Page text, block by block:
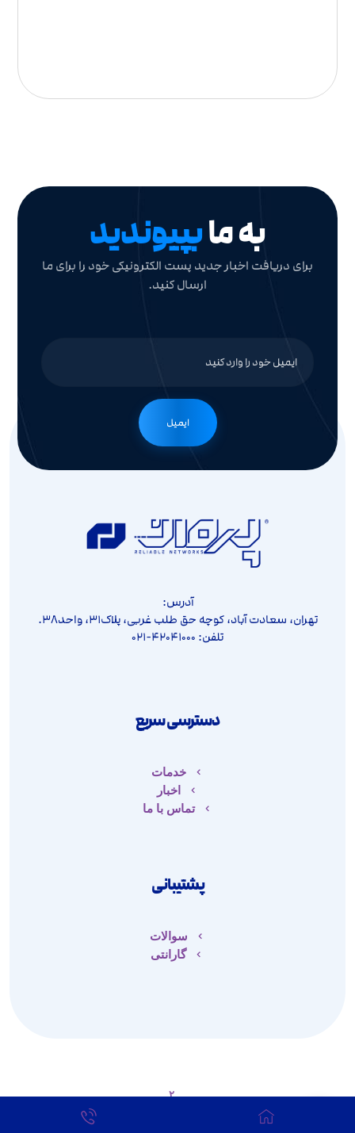
به مابپیوندید
برای دریافت اخبار جدید پست الکترونیکی خود را برای ما
ارسال کنید.
ایمیل
آدرس:
تهران، سعادت آباد، کوچه حق طلب غربی، پلاک۳۱، واحد۳۸.
تلفن: ۴۲۰۴۱۰۰۰-۰۲۱
دسترسی سریع
خدمات
اخبار
تماس با ما
پشتیبانی
سوالات
گارانتی
۲